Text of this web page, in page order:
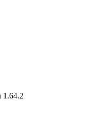
1.64.2